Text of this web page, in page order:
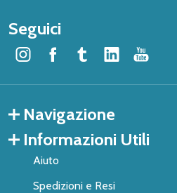
Seguici
Navigazione
Informazioni Utili
Aiuto
Spedizioni e Resi